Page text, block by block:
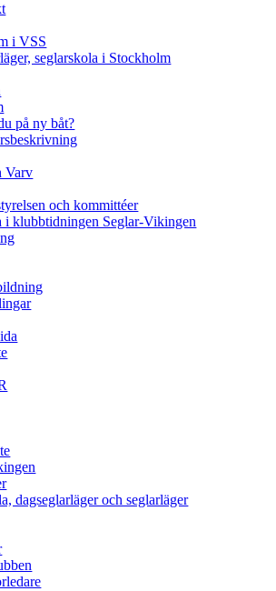
i VSS
seglarskola i Stockholm
på ny båt?
Varv
och kommittéer
i klubbtidningen Seglar-Vikingen
dagseglarläger och seglarläger